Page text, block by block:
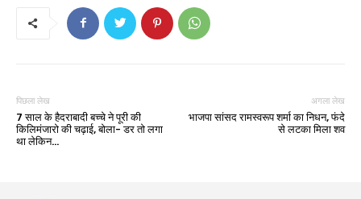
पिछला लेख
7 साल के हैदराबादी बच्चे ने पूरी की
किलिमंजारो की चढ़ाई, बोला- डर तो लगा
था लेकिन…
अगला लेख
भाजपा सांसद रामस्वरूप शर्मा का निधन, फंदे
से लटका मिला शव